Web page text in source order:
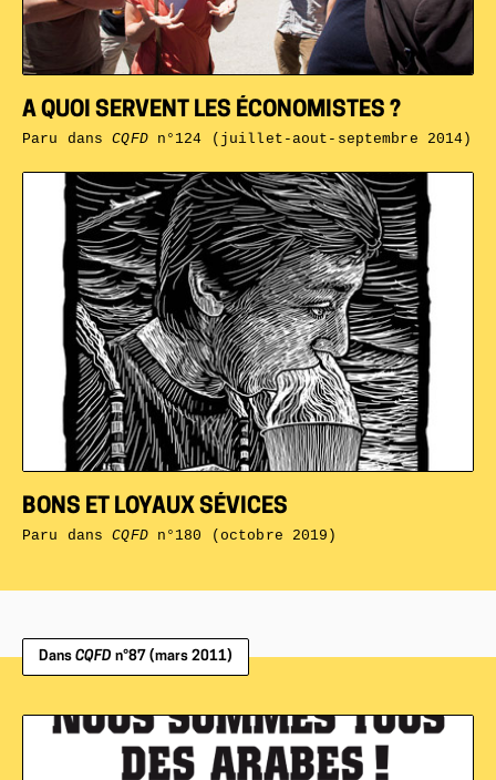
BONS ET LOYAUX SÉVICES
Paru dansCQFDn°180 (octobre 2019)
A QUOI SERVENT LES ÉCONOMISTES ?
Paru dansCQFDn°124 (juillet-aout-septembre 2014)
Dans CQFD n°87 (mars 2011)